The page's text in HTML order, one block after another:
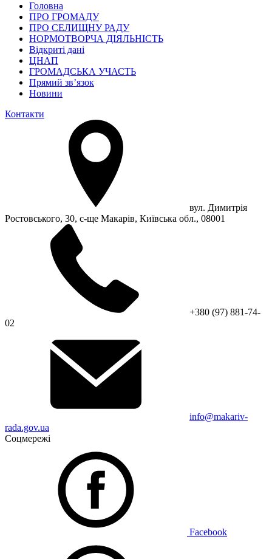
Головна
ПРО ГРОМАДУ
ПРО СЕЛИЩНУ РАДУ
НОРМОТВОРЧА ДІЯЛЬНІСТЬ
Відкриті дані
ЦНАП
ГРОМАДСЬКА УЧАСТЬ
Прямий зв’язок
Новини
Контакти
вул. Димитрія
Ростовського, 30, с-ще Макарів, Київська обл., 08001
+380 (97) 881-74-
02
info@makariv-
rada.gov.ua
Соцмережі
Facebook